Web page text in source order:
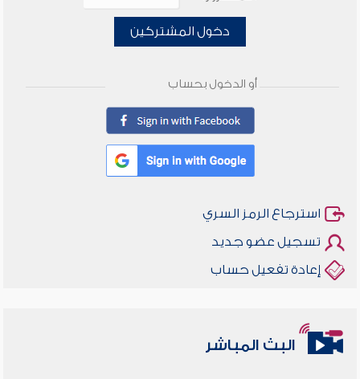
دخول المشتركين
أو الدخول بحساب
استرجاع الرمز السري
تسجيل عضو جديد
إعادة تفعيل حساب
البث المباشر